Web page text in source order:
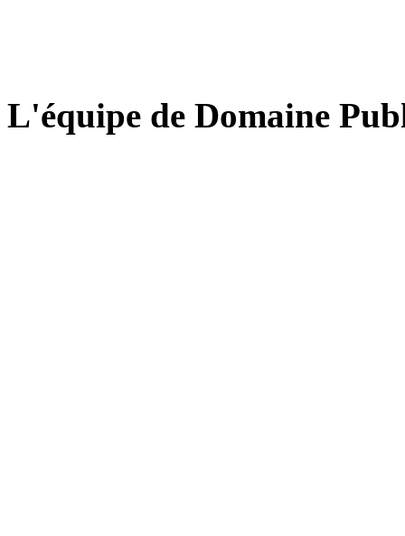
L'équipe de Domaine